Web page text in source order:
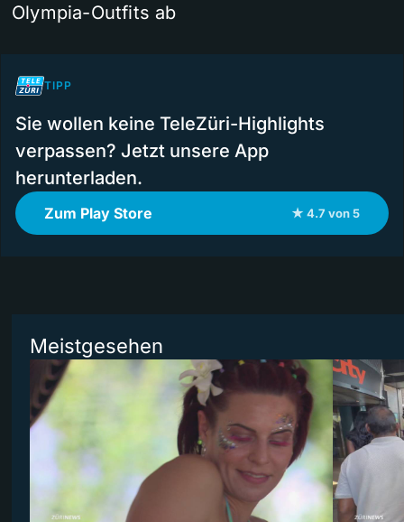
Olympia-Outfits ab
TIPP
Sie wollen keine TeleZüri-Highlights
verpassen? Jetzt unsere App
herunterladen.
Zum Play Store ★ 4.7 von 5
Meistgesehen